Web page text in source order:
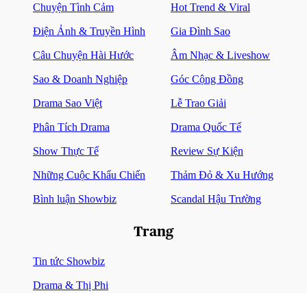
Chuyện Tình Cảm Hot Trend & Viral
Điện Ảnh & Truyền Hình Gia Đình Sao
Câu Chuyện Hài Hước Âm Nhạc & Liveshow
Sao & Doanh Nghiệp Góc Cộng Đồng
Drama Sao Việt Lễ Trao Giải
Phân Tích Drama Drama Quốc Tế
Show Thực Tế Review Sự Kiện
Những Cuộc Khẩu Chiến Thảm Đỏ & Xu Hướng
Bình luận Showbiz Scandal Hậu Trường
Trang
Tin tức Showbiz
Drama & Thị Phi